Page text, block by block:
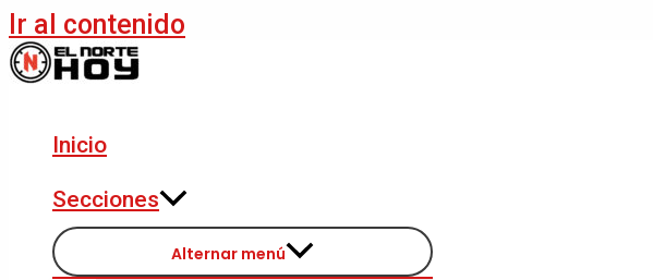
Ir al contenido
Inicio
Secciones
Alternar menú